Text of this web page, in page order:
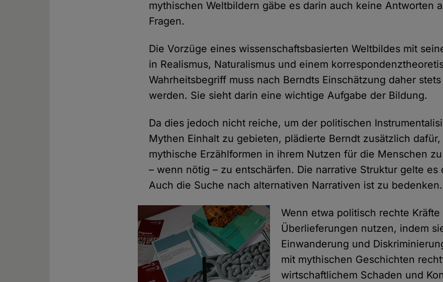
mythischen Weltbildern gäbe es darin auch keine Antworten
Fragen.
Die Vorzüge eines wissenschaftsbasierten Weltbildes mit
in Realismus, Naturalismus und einem
Wahrheitsbegriff muss nach Berndts Einschätzung daher
werden. Sie sieht darin eine wichtige Aufgabe der Bildung.
Da dies jedoch nicht reiche, um der politischen
Mythen Einhalt zu gebieten, plädierte Berndt zusätzlich
mythische Erzählformen in ihrem Nutzen für die Menschen
– wenn nötig – zu entschärfen. Die narrative Struktur gelte es
Auch die Suche nach alternativen Narrativen ist zu bedenken.
Wenn etwa politisch rechte
Überlieferungen nutzen, indem
Einwanderung und
mit mythischen Geschichten
wirtschaftlichem Schaden und